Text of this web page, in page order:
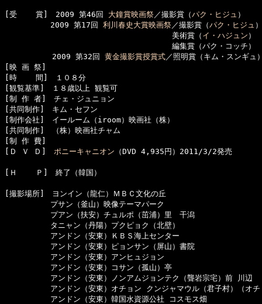
[受    賞]　2009 第46回 大鐘賞映画祭／撮影賞（パク・ヒジュ ）
2009 第17回 利川春史大賞映画祭／撮影賞（パク・ヒジュ ）
美術賞（ イ・ハジュン ）
編集賞（パク・コッチ）
  　　　　　2009 第32回
黄金撮影賞授賞式／照明賞（キム・スンギュ
[映 画 祭]
[時    間]　１０８分
[観覧基準]　１８歳以上 観覧可
[制 作 者]　チェ・ジュニョン
[共同制作]　キム・セフン
[制作会社]　イールーム（iroom）映画社（株）
[共同制作]　（株）映画社チャム
[制 作 費]
[Ｄ Ｖ Ｄ] ポニーキャニオン （DVD 4,935円）2011/3/2発売
[Ｈ    Ｐ]　終了（韓国）
[撮影場所]　ヨンイン（龍仁）ＭＢＣ文化の丘
プサン（釜山）映像テーマパーク
プアン（扶安）チュルポ（茁浦）里　干潟
タニャン（丹陽）プクピョク（北壁）
アンドン（安東）ＫＢＳ海上センター
アンドン（安東）ピョンサン（屏山）書院
アンドン（安東）アンヒュジョン
アンドン（安東）コサン（孤山）亭
アンドン（安東）ノンアムジョンテク（聾岩宗宅）前 川辺
アンドン（安東）オチョン クンジャマウル（君子村）（オチ
アンドン（安東）韓国水資源公社 コスモス畑